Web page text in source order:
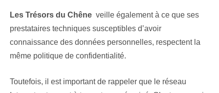
Les Trésors du Chêne veille également à ce que ses
prestataires techniques susceptibles d’avoir
connaissance des données personnelles, respectent la
même politique de confidentialité.
Toutefois, il est important de rappeler que le réseau